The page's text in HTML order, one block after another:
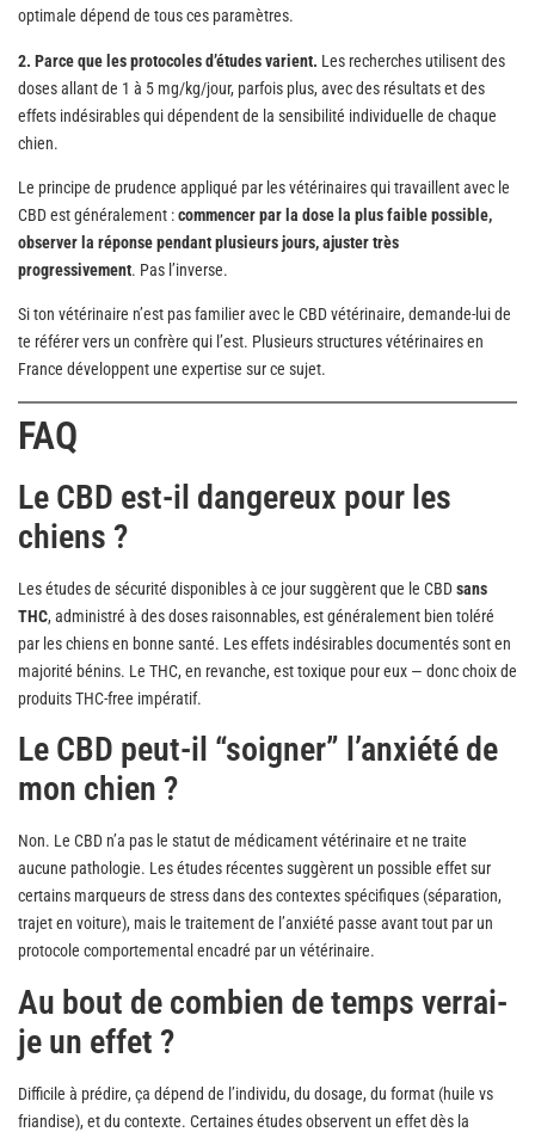
optimale dépend de tous ces paramètres.
2. Parce que les protocoles d’études varient. Les recherches utilisent des
doses allant de 1 à 5 mg/kg/jour, parfois plus, avec des résultats et des
effets indésirables qui dépendent de la sensibilité individuelle de chaque
chien.
Le principe de prudence appliqué par les vétérinaires qui travaillent avec le
CBD est généralement :commencer par la dose la plus faible possible,
observer la réponse pendant plusieurs jours, ajuster très
progressivement. Pas l’inverse.
Si ton vétérinaire n’est pas familier avec le CBD vétérinaire, demande-lui de
te référer vers un confrère qui l’est. Plusieurs structures vétérinaires en
France développent une expertise sur ce sujet.
FAQ
Le CBD est-il dangereux pour les
chiens ?
Les études de sécurité disponibles à ce jour suggèrent que le CBDsans
THC, administré à des doses raisonnables, est généralement bien toléré
par les chiens en bonne santé. Les effets indésirables documentés sont en
majorité bénins. Le THC, en revanche, est toxique pour eux — donc choix de
produits THC-free impératif.
Le CBD peut-il “soigner” l’anxiété de
mon chien ?
Non. Le CBD n’a pas le statut de médicament vétérinaire et ne traite
aucune pathologie. Les études récentes suggèrent un possible effet sur
certains marqueurs de stress dans des contextes spécifiques (séparation,
trajet en voiture), mais le traitement de l’anxiété passe avant tout par un
protocole comportemental encadré par un vétérinaire.
Au bout de combien de temps verrai-
je un effet ?
Difficile à prédire, ça dépend de l’individu, du dosage, du format (huile vs
friandise), et du contexte. Certaines études observent un effet dès la